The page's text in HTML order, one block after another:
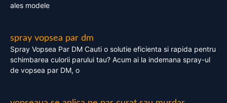
ales modele
spray vopsea par dm
Spray Vopsea Par DM Cauti o solutie eficienta si rapida pentru
schimbarea culorii parului tau? Acum ai la indemana spray-ul
de vopsea par DM, o